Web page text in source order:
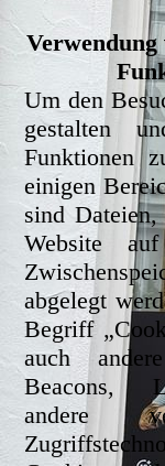
Verwendung
Um den
gestalten
Funktionen
einigen
sind
Website
abgelegt
Begriff
auch
Beacons,
andere